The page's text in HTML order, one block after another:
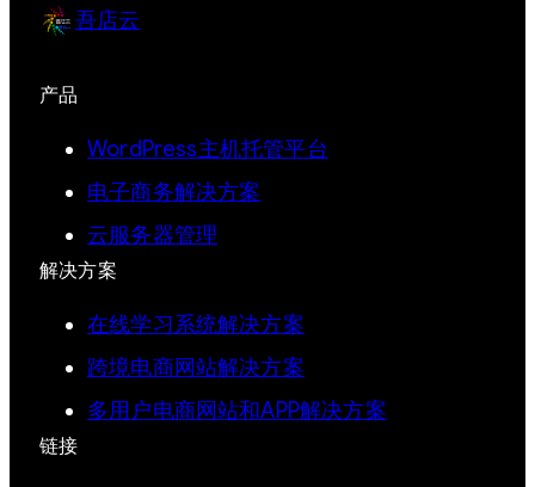
吾店云
产品
WordPress主机托管平台
电子商务解决方案
云服务器管理
解决方案
在线学习系统解决方案
跨境电商网站解决方案
多用户电商网站和APP解决方案
链接